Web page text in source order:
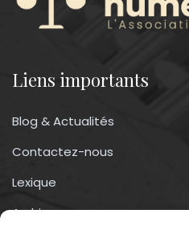
Liens importants
Blog & Actualités
Contactez-nous
Lexique
Archives